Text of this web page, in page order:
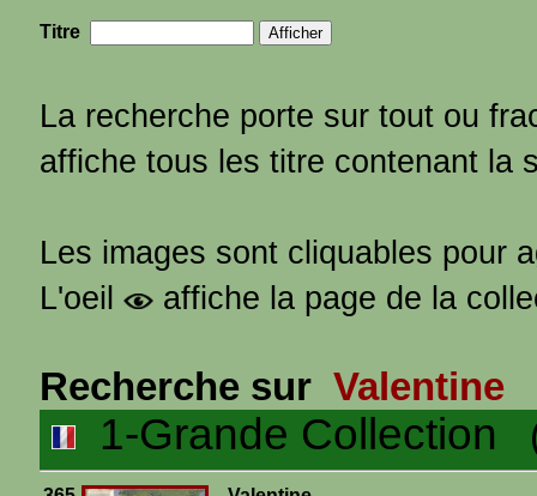
Titre
La recherche porte sur tout ou
affiche tous les titre contenant la
Les images sont cliquables pour
L'oeil
affiche la page de la
Recherche sur Valentine
1-Grande Collection